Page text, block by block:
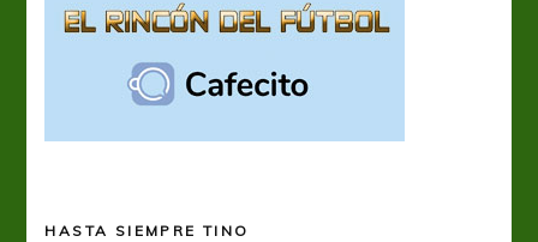
HASTA SIEMPRE TINO